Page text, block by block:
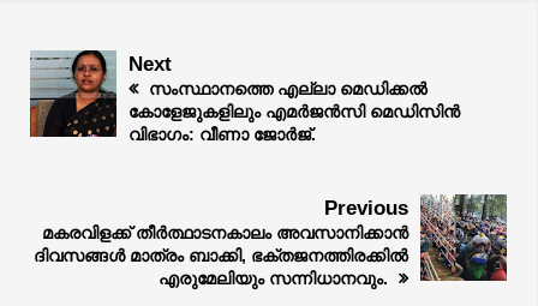
Next
സംസ്ഥാനത്തെ എല്ലാ മെഡിക്കൽ
കോളേജുകളിലും എമർജൻസി മെഡിസിൻ
വിഭാഗം: വീണാ ജോർജ്.
Previous
മകരവിളക്ക് തീർത്ഥാടനകാലം അവസാനിക്കാൻ
ദിവസങ്ങൾ മാത്രം ബാക്കി, ഭക്തജനത്തിരക്കിൽ
എരുമേലിയും സന്നിധാനവും.